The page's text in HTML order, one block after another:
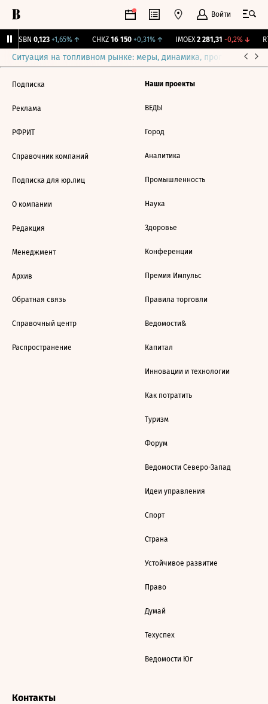
Войти
USBN 0,123 +1,65%↑ CHKZ 16 150 +0,31%↑ IMOEX 2 281,31 -0,2%↓
Ситуация на топливном рынке: меры, динамика, прогнозы
Подписка
Реклама
РФРИТ
Справочник компаний
Подписка для юр.лиц
О компании
Редакция
Менеджмент
Архив
Обратная связь
Справочный центр
Распространение
Наши проекты
ВЕДЫ
Город
Аналитика
Промышленность
Наука
Здоровье
Конференции
Премия Импульс
Правила торговли
Ведомости&
Капитал
Инновации и технологии
Как потратить
Туризм
Форум
Ведомости Северо-Запад
Идеи управления
Спорт
Страна
Устойчивое развитие
Право
Думай
Техуспех
Ведомости Юг
Контакты